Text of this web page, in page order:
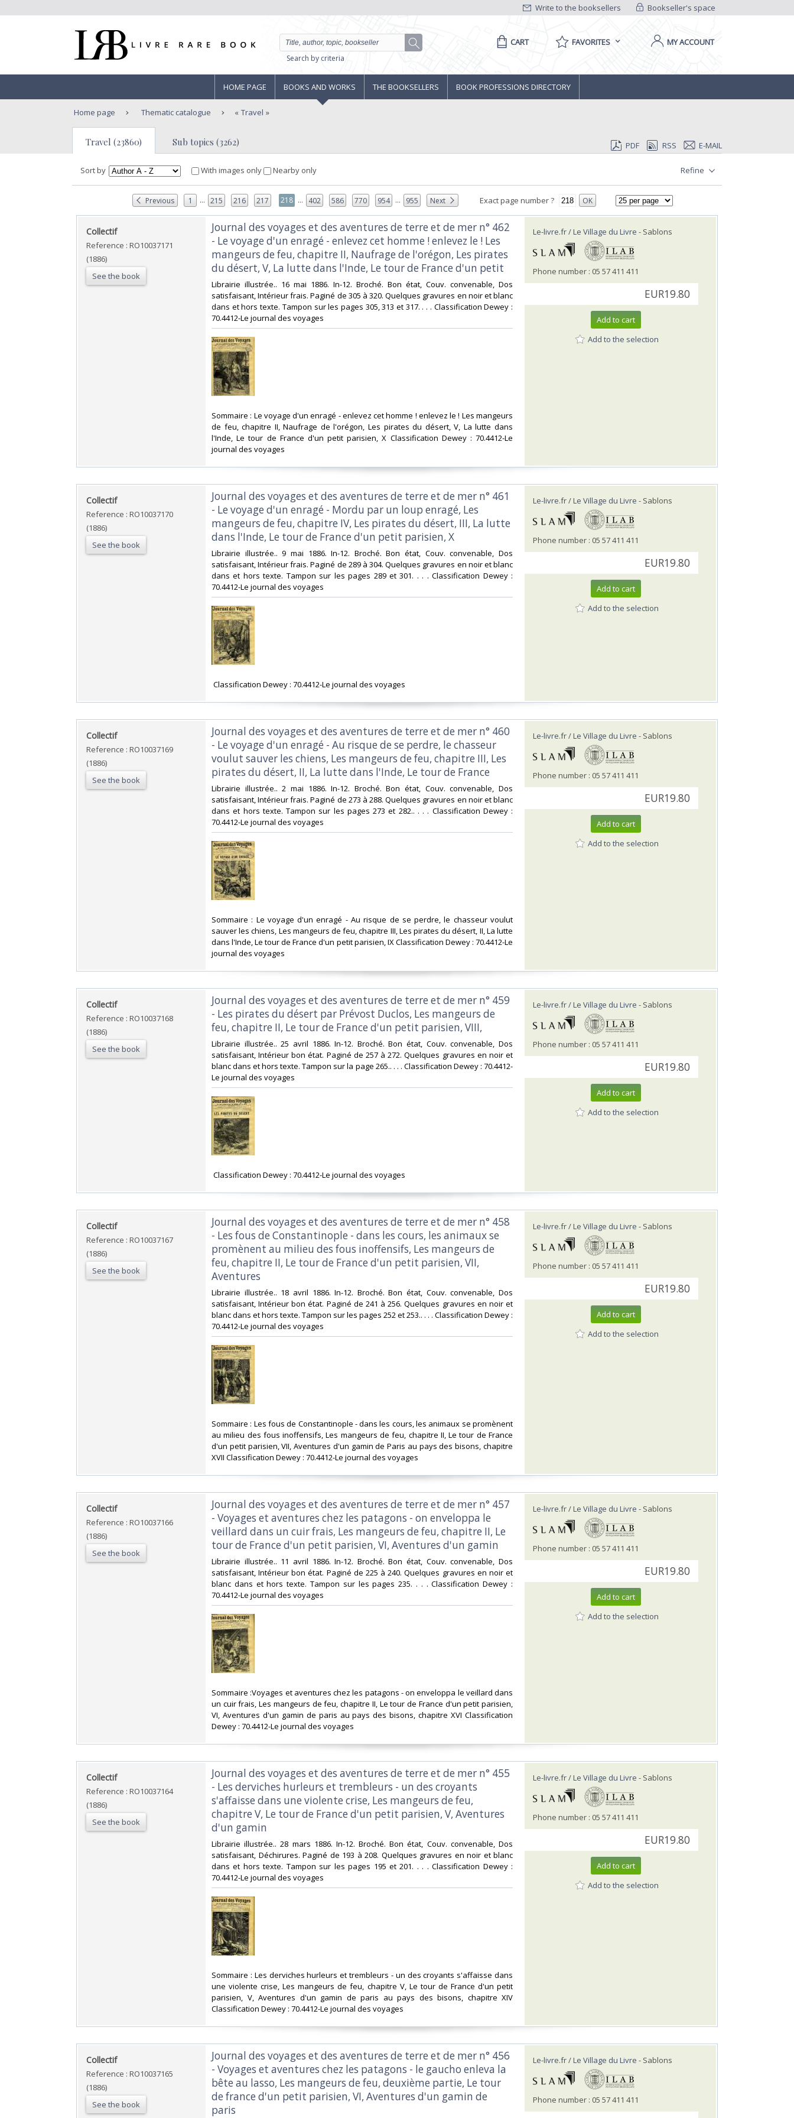
Bookseller's space
Write to the booksellers
Search by criteria
CART FAVORITES MY ACCOUNT
HOME PAGE BOOKS AND WORKS THE BOOKSELLERS BOOK PROFESSIONS DIRECTORY
Home page Thematic catalogue Travel
Travel (23860) Sub topics (3262) PDF RSS E-MAIL
Sort by With images only Nearby only Refine
Previous 1 ... 215 216 217 218 ... 402 586 770 954 ... 955 Next Exact page number ? OK
‎Collectif‎
Reference : RO10037171
(1886)
See the book
‎Journal des voyages et des aventures de terre et de mer n° 462
- Le voyage d'un enragé - enlevez cet homme ! enlevez le ! Les
mangeurs de feu, chapitre II, Naufrage de l'orégon, Les pirates
du désert, V, La lutte dans l'Inde, Le tour de France d'un petit‎
‎Librairie illustrée.. 16 mai 1886. In-12. Broché. Bon état, Couv. convenable, Dos
satisfaisant, Intérieur frais. Paginé de 305 à 320. Quelques gravures en noir et blanc
dans et hors texte. Tampon sur les pages 305, 313 et 317. . . . Classification Dewey :
70.4412-Le journal des voyages‎
‎Sommaire : Le voyage d'un enragé - enlevez cet homme ! enlevez le ! Les mangeurs
de feu, chapitre II, Naufrage de l'orégon, Les pirates du désert, V, La lutte dans
l'Inde, Le tour de France d'un petit parisien, X Classification Dewey : 70.4412-Le
journal des voyages‎
Le-livre.fr / Le Village du Livre - Sablons
Phone number : 05 57 411 411
EUR19.80
Add to cart
Add to the selection
‎Collectif‎
Reference : RO10037170
(1886)
See the book
‎Journal des voyages et des aventures de terre et de mer n° 461
- Le voyage d'un enragé - Mordu par un loup enragé, Les
mangeurs de feu, chapitre IV, Les pirates du désert, III, La lutte
dans l'Inde, Le tour de France d'un petit parisien, X‎
‎Librairie illustrée.. 9 mai 1886. In-12. Broché. Bon état, Couv. convenable, Dos
satisfaisant, Intérieur frais. Paginé de 289 à 304. Quelques gravures en noir et blanc
dans et hors texte. Tampon sur les pages 289 et 301. . . . Classification Dewey :
70.4412-Le journal des voyages‎
‎ Classification Dewey : 70.4412-Le journal des voyages‎
Le-livre.fr / Le Village du Livre - Sablons
Phone number : 05 57 411 411
EUR19.80
Add to cart
Add to the selection
‎Collectif‎
Reference : RO10037169
(1886)
See the book
‎Journal des voyages et des aventures de terre et de mer n° 460
- Le voyage d'un enragé - Au risque de se perdre, le chasseur
voulut sauver les chiens, Les mangeurs de feu, chapitre III, Les
pirates du désert, II, La lutte dans l'Inde, Le tour de France‎
‎Librairie illustrée.. 2 mai 1886. In-12. Broché. Bon état, Couv. convenable, Dos
satisfaisant, Intérieur frais. Paginé de 273 à 288. Quelques gravures en noir et blanc
dans et hors texte. Tampon sur les pages 273 et 282.. . . . Classification Dewey :
70.4412-Le journal des voyages‎
‎Sommaire : Le voyage d'un enragé - Au risque de se perdre, le chasseur voulut
sauver les chiens, Les mangeurs de feu, chapitre III, Les pirates du désert, II, La lutte
dans l'Inde, Le tour de France d'un petit parisien, IX Classification Dewey : 70.4412-Le
journal des voyages‎
Le-livre.fr / Le Village du Livre - Sablons
Phone number : 05 57 411 411
EUR19.80
Add to cart
Add to the selection
‎Collectif‎
Reference : RO10037168
(1886)
See the book
‎Journal des voyages et des aventures de terre et de mer n° 459
- Les pirates du désert par Prévost Duclos, Les mangeurs de
feu, chapitre II, Le tour de France d'un petit parisien, VIII,‎
‎Librairie illustrée.. 25 avril 1886. In-12. Broché. Bon état, Couv. convenable, Dos
satisfaisant, Intérieur bon état. Paginé de 257 à 272. Quelques gravures en noir et
blanc dans et hors texte. Tampon sur la page 265.. . . . Classification Dewey : 70.4412-
Le journal des voyages‎
‎ Classification Dewey : 70.4412-Le journal des voyages‎
Le-livre.fr / Le Village du Livre - Sablons
Phone number : 05 57 411 411
EUR19.80
Add to cart
Add to the selection
‎Collectif‎
Reference : RO10037167
(1886)
See the book
‎Journal des voyages et des aventures de terre et de mer n° 458
- Les fous de Constantinople - dans les cours, les animaux se
promènent au milieu des fous inoffensifs, Les mangeurs de
feu, chapitre II, Le tour de France d'un petit parisien, VII,
Aventures‎
‎Librairie illustrée.. 18 avril 1886. In-12. Broché. Bon état, Couv. convenable, Dos
satisfaisant, Intérieur bon état. Paginé de 241 à 256. Quelques gravures en noir et
blanc dans et hors texte. Tampon sur les pages 252 et 253.. . . . Classification Dewey :
70.4412-Le journal des voyages‎
‎Sommaire : Les fous de Constantinople - dans les cours, les animaux se promènent
au milieu des fous inoffensifs, Les mangeurs de feu, chapitre II, Le tour de France
d'un petit parisien, VII, Aventures d'un gamin de Paris au pays des bisons, chapitre
XVII Classification Dewey : 70.4412-Le journal des voyages‎
Le-livre.fr / Le Village du Livre - Sablons
Phone number : 05 57 411 411
EUR19.80
Add to cart
Add to the selection
‎Collectif‎
Reference : RO10037166
(1886)
See the book
‎Journal des voyages et des aventures de terre et de mer n° 457
- Voyages et aventures chez les patagons - on enveloppa le
veillard dans un cuir frais, Les mangeurs de feu, chapitre II, Le
tour de France d'un petit parisien, VI, Aventures d'un gamin‎
‎Librairie illustrée.. 11 avril 1886. In-12. Broché. Bon état, Couv. convenable, Dos
satisfaisant, Intérieur bon état. Paginé de 225 à 240. Quelques gravures en noir et
blanc dans et hors texte. Tampon sur les pages 235. . . . Classification Dewey :
70.4412-Le journal des voyages‎
‎Sommaire :Voyages et aventures chez les patagons - on enveloppa le veillard dans
un cuir frais, Les mangeurs de feu, chapitre II, Le tour de France d'un petit parisien,
VI, Aventures d'un gamin de paris au pays des bisons, chapitre XVI Classification
Dewey : 70.4412-Le journal des voyages‎
Le-livre.fr / Le Village du Livre - Sablons
Phone number : 05 57 411 411
EUR19.80
Add to cart
Add to the selection
‎Collectif‎
Reference : RO10037164
(1886)
See the book
‎Journal des voyages et des aventures de terre et de mer n° 455
- Les derviches hurleurs et trembleurs - un des croyants
s'affaisse dans une violente crise, Les mangeurs de feu,
chapitre V, Le tour de France d'un petit parisien, V, Aventures
d'un gamin‎
‎Librairie illustrée.. 28 mars 1886. In-12. Broché. Bon état, Couv. convenable, Dos
satisfaisant, Déchirures. Paginé de 193 à 208. Quelques gravures en noir et blanc
dans et hors texte. Tampon sur les pages 195 et 201. . . . Classification Dewey :
70.4412-Le journal des voyages‎
‎Sommaire : Les derviches hurleurs et trembleurs - un des croyants s'affaisse dans
une violente crise, Les mangeurs de feu, chapitre V, Le tour de France d'un petit
parisien, V, Aventures d'un gamin de paris au pays des bisons, chapitre XIV
Classification Dewey : 70.4412-Le journal des voyages‎
Le-livre.fr / Le Village du Livre - Sablons
Phone number : 05 57 411 411
EUR19.80
Add to cart
Add to the selection
‎Collectif‎
Reference : RO10037165
(1886)
See the book
‎Journal des voyages et des aventures de terre et de mer n° 456
- Voyages et aventures chez les patagons - le gaucho enleva la
bête au lasso, Les mangeurs de feu, deuxième partie, Le tour
de france d'un petit parisien, VI, Aventures d'un gamin de
paris‎
Le-livre.fr / Le Village du Livre - Sablons
Phone number : 05 57 411 411